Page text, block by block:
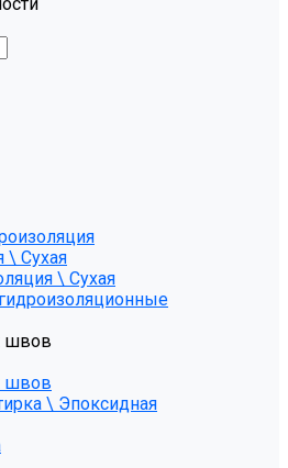
\ Сухая
\ Сухая
швов
швов
\ Эпоксидная